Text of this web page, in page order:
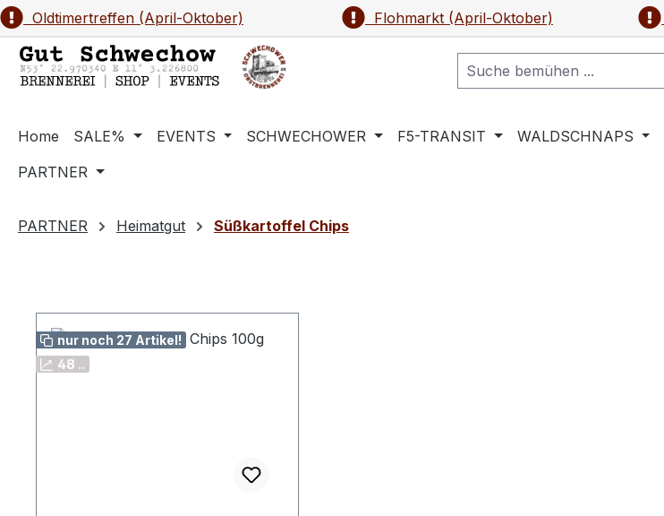
Hauptinhalt springen
Zur Suche springen
Zur Hauptnavigation springen
Oldtimertreffen (April-Oktober) Flohmarkt (April-Oktober)
Home SALE% EVENTS SCHWECHOWER F5-TRANSIT WALDSCHNAPS
PARTNER
PARTNER Heimatgut Süßkartoffel Chips
nur noch 27 Artikel!
48 ..